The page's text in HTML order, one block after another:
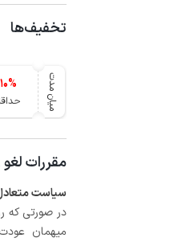
تخفیف‌ها
میان مدت 10%
حداقل
مقررات لغو
سیاست
میهمان عودت